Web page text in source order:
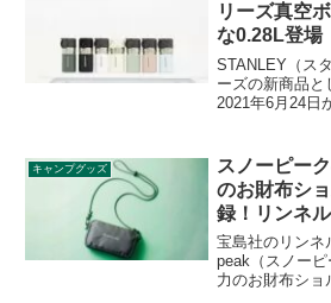
リーズ真空
な0.28L登場
STANLEY（ス
ーズの新商品と
2021年6月24日
細をレビューし
キャンプグッズ
スノーピー
のお財布シ
録！リンネ
宝島社のリンネ
peak（スノー
力のお財布ショ